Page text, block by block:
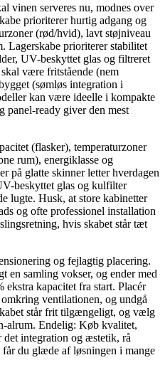
vinen serveres nu, modnes over
prioriterer hurtig adgang og
(rød/hvid), lavt støjniveau
Lagerskabe prioriterer stabilitet
UV-beskyttet glas og filtreret
være fritstående (nem
(sømløs integration i
kan være ideelle i kompakte
panel-ready giver den mest
(flasker), temperaturzoner
rum), energiklasse og
glatte skinner letter hverdagen
beskyttet glas og kulfilter
lugte. Husk, at store kabinetter
og ofte professionel installation
hvis skabet står tæt
og fejlagtig placering.
en samling vokser, og ender med
kapacitet fra start. Placér
ventilationen, og undgå
står frit tilgængeligt, og vælg
alrum. Endelig: Køb kvalitet,
integration og æstetik, rå
du glæde af løsningen i mange